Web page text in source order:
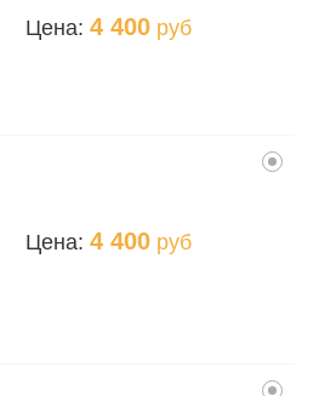
Цена: 4 400 руб
Цена: 4 400 руб